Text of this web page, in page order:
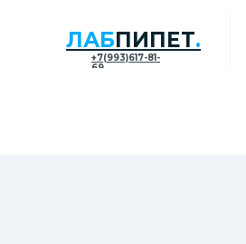
ЛАБПИПЕТ.
+7(993)617-81-
69